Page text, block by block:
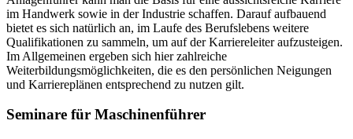
im Handwerk sowie in der Industrie schaffen. Darauf aufbauend
bietet es sich natürlich an, im Laufe des Berufslebens weitere
Qualifikationen zu sammeln, um auf der Karriereleiter aufzusteigen.
Im Allgemeinen ergeben sich hier zahlreiche
Weiterbildungsmöglichkeiten, die es den persönlichen Neigungen
und Karriereplänen entsprechend zu nutzen gilt.
Seminare für Maschinenführer